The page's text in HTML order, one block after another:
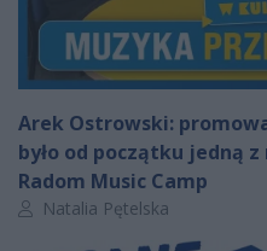
Arek Ostrowski:
było od początku jedną
Radom Music Camp
Autor artykułu:
Natalia Pętelska